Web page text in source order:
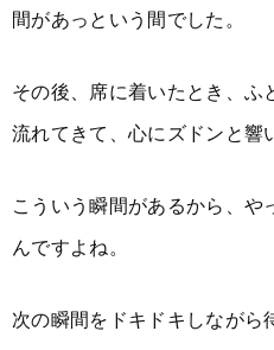
間があっという間でした。
その後、席に着いたとき、ふ
流れてきて、心にズドンと響
こういう瞬間があるから、や
んですよね。
次の瞬間をドキドキしながら